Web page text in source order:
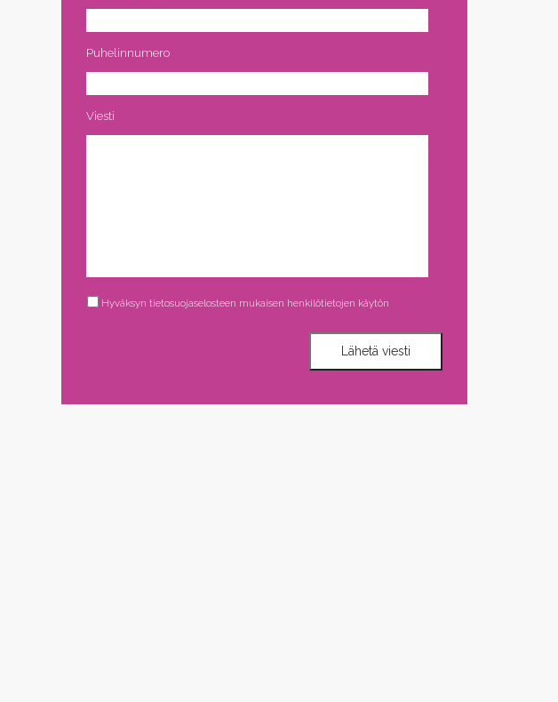
Puhelinnumero
Viesti
Tietosuojaseloste *
Hyväksyn tietosuojaselosteen mukaisen henkilötietojen käytön
Lähetä viesti